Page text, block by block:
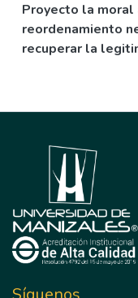
Proyecto la
reordenamiento
recuperar la